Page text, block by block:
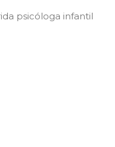
psicóloga infantil